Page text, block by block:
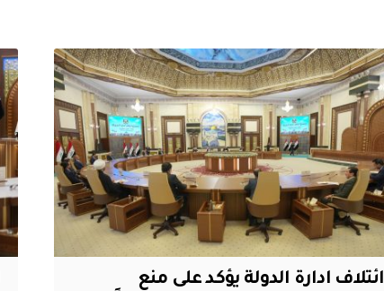
ائتلاف ادارة الدولة يؤكد على منع